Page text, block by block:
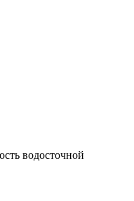
водосточной